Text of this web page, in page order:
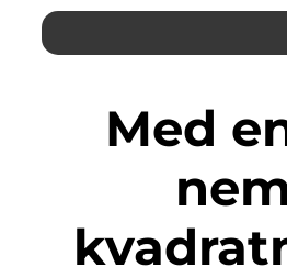
Med en højseng bliver det